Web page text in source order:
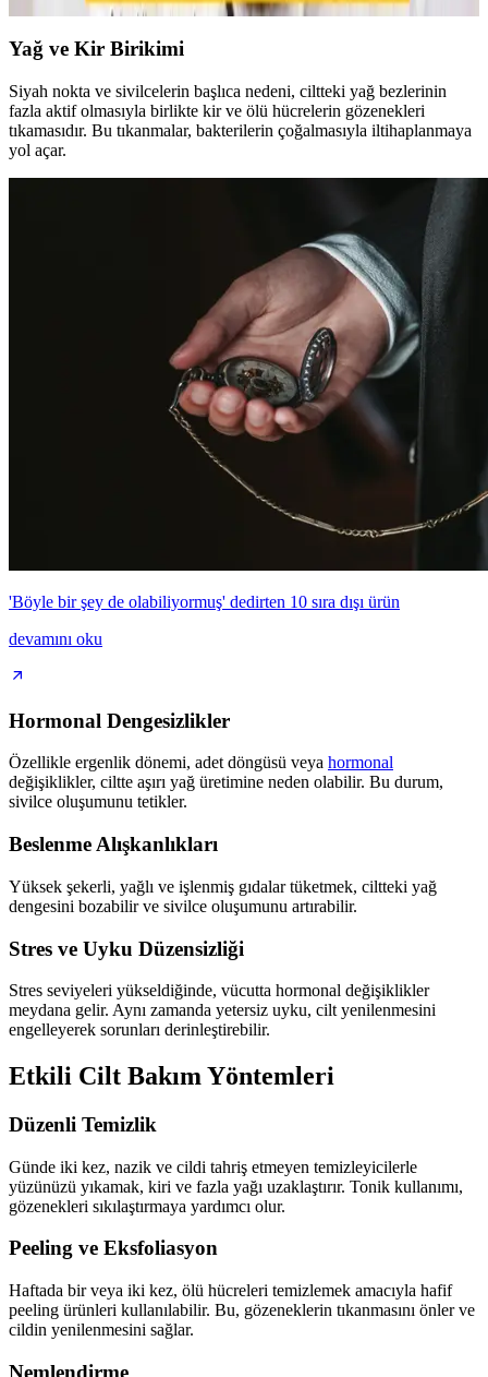
Yağ ve Kir Birikimi
Siyah nokta ve sivilcelerin başlıca nedeni, ciltteki yağ bezlerinin
fazla aktif olmasıyla birlikte kir ve ölü hücrelerin gözenekleri
tıkamasıdır. Bu tıkanmalar, bakterilerin çoğalmasıyla iltihaplanmaya
yol açar.
'Böyle bir şey de olabiliyormuş' dedirten 10 sıra dışı ürün
devamını oku
Hormonal Dengesizlikler
Özellikle ergenlik dönemi, adet döngüsü veya hormonal
değişiklikler, ciltte aşırı yağ üretimine neden olabilir. Bu durum,
sivilce oluşumunu tetikler.
Beslenme Alışkanlıkları
Yüksek şekerli, yağlı ve işlenmiş gıdalar tüketmek, ciltteki yağ
dengesini bozabilir ve sivilce oluşumunu artırabilir.
Stres ve Uyku Düzensizliği
Stres seviyeleri yükseldiğinde, vücutta hormonal değişiklikler
meydana gelir. Aynı zamanda yetersiz uyku, cilt yenilenmesini
engelleyerek sorunları derinleştirebilir.
Etkili Cilt Bakım Yöntemleri
Düzenli Temizlik
Günde iki kez, nazik ve cildi tahriş etmeyen temizleyicilerle
yüzünüzü yıkamak, kiri ve fazla yağı uzaklaştırır. Tonik kullanımı,
gözenekleri sıkılaştırmaya yardımcı olur.
Peeling ve Eksfoliasyon
Haftada bir veya iki kez, ölü hücreleri temizlemek amacıyla hafif
peeling ürünleri kullanılabilir. Bu, gözeneklerin tıkanmasını önler ve
cildin yenilenmesini sağlar.
Nemlendirme